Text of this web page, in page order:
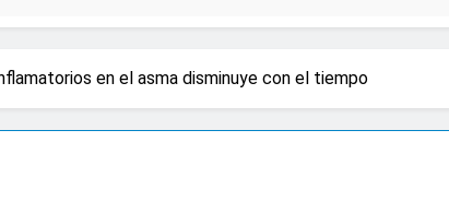
de que mirar el eclipse solar sin protección
en el tumor podría ser clave en la
en el asma disminuye con el tiempo